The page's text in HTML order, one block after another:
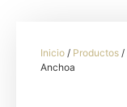
Inicio / Productos /
Anchoa